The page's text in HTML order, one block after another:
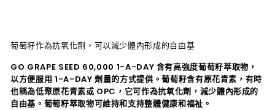
葡萄籽作為抗氧化劑，可以減少體內形成的自由基
GO GRAPE SEED 60,000 1-A-DAY 含有高強度葡萄籽萃取物，
以方便服用 1-A-DAY 劑量的方式提供。葡萄籽含有原花青素，有時
也稱為低聚原花青素或 OPC，它可作為抗氧化劑，減少體內形成的
自由基。葡萄籽萃取物可維持和支持整體健康和福祉。